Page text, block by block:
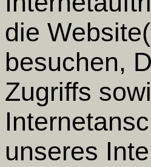
die
besuchen,
Zugriffs
unseres